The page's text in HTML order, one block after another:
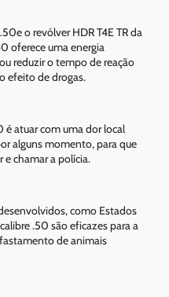
o revólver HDR T4E TR da
oferece uma energia
reduzir o tempo de reação
efeito de drogas.
atuar com uma dor local
alguns momento, para que
e chamar a polícia.
como Estados
.50 são eficazes para a
de animais